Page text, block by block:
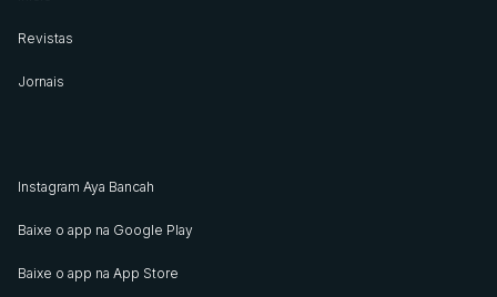
Revistas
Jornais
Instagram Aya Bancah
Baixe o app na Google Play
Baixe o app na App Store